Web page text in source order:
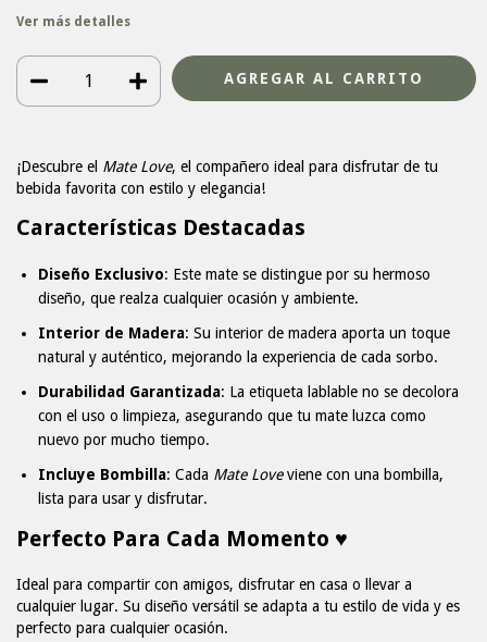
Ver más detalles
¡Descubre el Mate Love, el compañero ideal para disfrutar de tu
bebida favorita con estilo y elegancia!
Características Destacadas
Diseño Exclusivo: Este mate se distingue por su hermoso
diseño, que realza cualquier ocasión y ambiente.
Interior de Madera: Su interior de madera aporta un toque
natural y auténtico, mejorando la experiencia de cada sorbo.
Durabilidad Garantizada: La etiqueta lablable no se decolora
con el uso o limpieza, asegurando que tu mate luzca como
nuevo por mucho tiempo.
Incluye Bombilla: Cada Mate Loveviene con una bombilla,
lista para usar y disfrutar.
Perfecto Para Cada Momento ♥
Ideal para compartir con amigos, disfrutar en casa o llevar a
cualquier lugar. Su diseño versátil se adapta a tu estilo de vida y es
perfecto para cualquier ocasión.